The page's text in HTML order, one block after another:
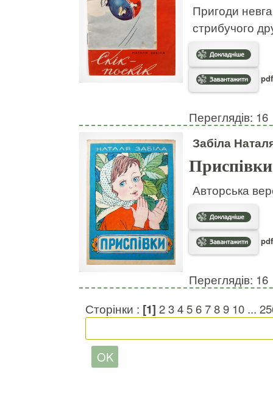
Пригоди
стрибучого
Переглядів: 16
Забіла
Приспівки
Авторська
Переглядів: 16
Сторінки : [1] 23456789 10 ...